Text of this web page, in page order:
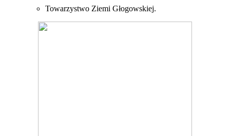
Towarzystwo Ziemi Głogowskiej.